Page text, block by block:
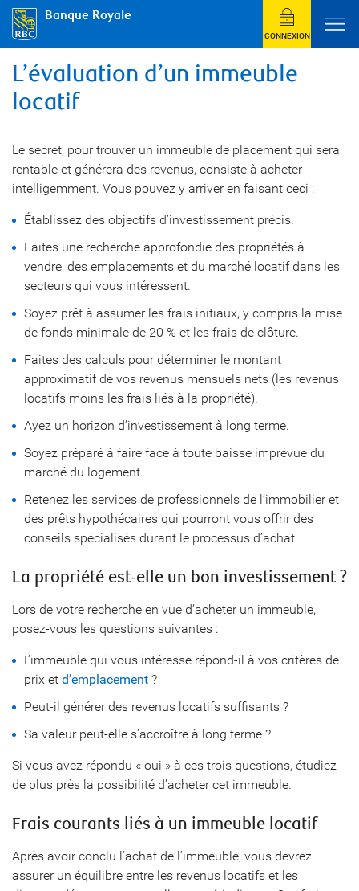
Banque Royale
CONNEXION
L’évaluation d’un immeuble
locatif
Le secret, pour trouver un immeuble de placement qui sera
rentable et générera des revenus, consiste à acheter
intelligemment. Vous pouvez y arriver en faisant ceci :
Établissez des objectifs d’investissement précis.
Faites une recherche approfondie des propriétés à
vendre, des emplacements et du marché locatif dans les
secteurs qui vous intéressent.
Soyez prêt à assumer les frais initiaux, y compris la mise
de fonds minimale de 20 % et les frais de clôture.
Faites des calculs pour déterminer le montant
approximatif de vos revenus mensuels nets (les revenus
locatifs moins les frais liés à la propriété).
Ayez un horizon d’investissement à long terme.
Soyez préparé à faire face à toute baisse imprévue du
marché du logement.
Retenez les services de professionnels de l’immobilier et
des prêts hypothécaires qui pourront vous offrir des
conseils spécialisés durant le processus d’achat.
La propriété est-elle un bon investissement ?
Lors de votre recherche en vue d’acheter un immeuble,
posez-vous les questions suivantes :
L’immeuble qui vous intéresse répond-il à vos critères de
prix et d’emplacement ?
Peut-il générer des revenus locatifs suffisants ?
Sa valeur peut-elle s’accroître à long terme ?
Si vous avez répondu « oui » à ces trois questions, étudiez
de plus près la possibilité d’acheter cet immeuble.
Frais courants liés à un immeuble locatif
Après avoir conclu l’achat de l’immeuble, vous devrez
assurer un équilibre entre les revenus locatifs et les